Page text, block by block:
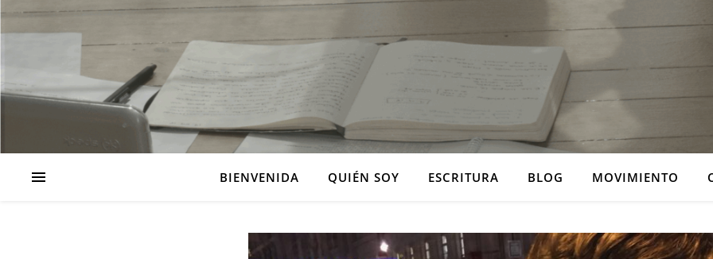
BIENVENIDA QUIÉN SOY ESCRITURA BLOG MOVIMIENTO